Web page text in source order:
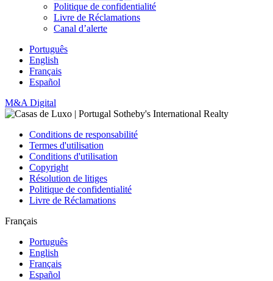
Politique de confidentialité
Livre de Réclamations
Canal d’alerte
Português
English
Français
Español
M&A Digital
Conditions de responsabilité
Termes d'utilisation
Conditions d'utilisation
Copyright
Résolution de litiges
Politique de confidentialité
Livre de Réclamations
Français
Português
English
Français
Español